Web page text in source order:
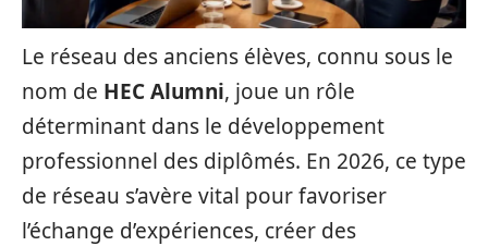
Le réseau des anciens élèves, connu sous le
nom de HEC Alumni, joue un rôle
déterminant dans le développement
professionnel des diplômés. En 2026, ce type
de réseau s’avère vital pour favoriser
l’échange d’expériences, créer des